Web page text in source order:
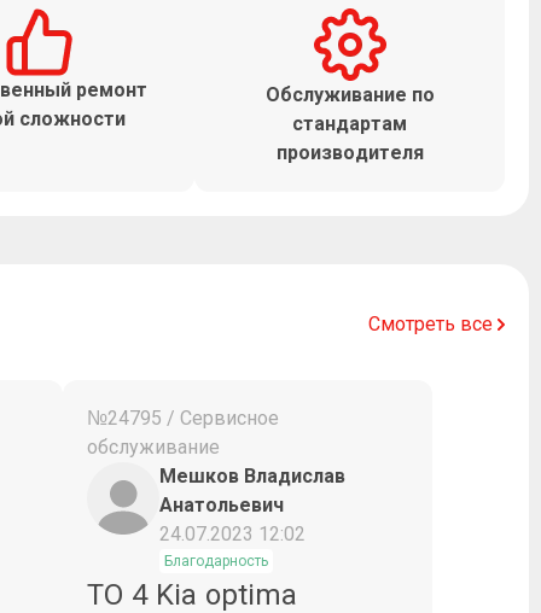
ремонт
сложности
Обслуживание по
стандартам
производителя
Смотреть все
№24795 / Сервисное
обслуживание
Мешков Владислав
Анатольевич
24.07.2023 12:02
Благодарность
ТО 4 Kia optima